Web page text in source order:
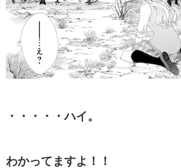
・・・・・ハイ。
わかってますよ！！